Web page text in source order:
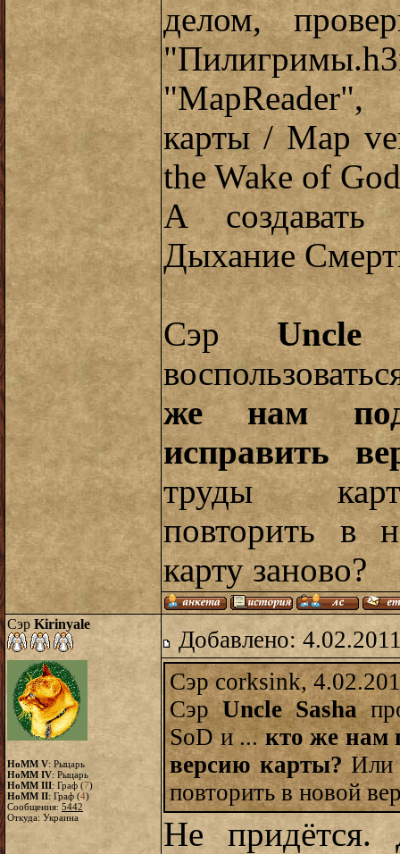
делом,
карты / Map
the Wake of
А создавать
Дыхание
СэрUncle
же нам
исправить
труды
повторить в
карту заново?
Сэр Kirinyale
HoMM V: Рыцарь
HoMM IV: Рыцарь
HoMM III: Граф (7)
HoMM II: Граф (4)
Сообщения: 5442
Откуда: Украина
Добавлено:
Сэр corksink,
СэрUncle Sasha
SoD и ...кто же нам
версию карты? Или
повторить в новой
Не придётся.